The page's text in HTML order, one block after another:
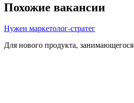
Похожие вакансии
Нужен маркетолог-стратег
Для нового продукта,